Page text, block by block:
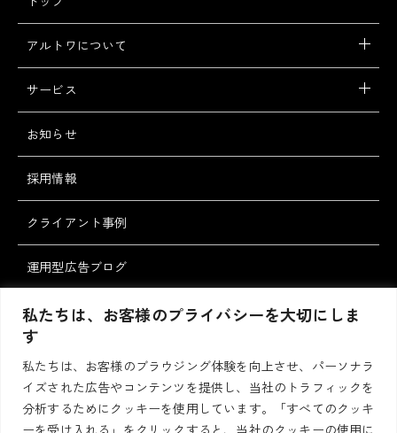
私たちは、お客様のプライバシーを大切にしま
す
私たちは、お客様のブラウジング体験を向上させ、パーソナラ
イズされた広告やコンテンツを提供し、当社のトラフィックを
分析するためにクッキーを使用しています。「すべてのクッキ
ーを受け入れる」をクリックすると、当社のクッキーの使用に
アルトワについて
サービス
お知らせ
採用情報
クライアント事例
運用型広告ブログ
スタッフブログ
お問い合わせ・ご
相談
資料請求